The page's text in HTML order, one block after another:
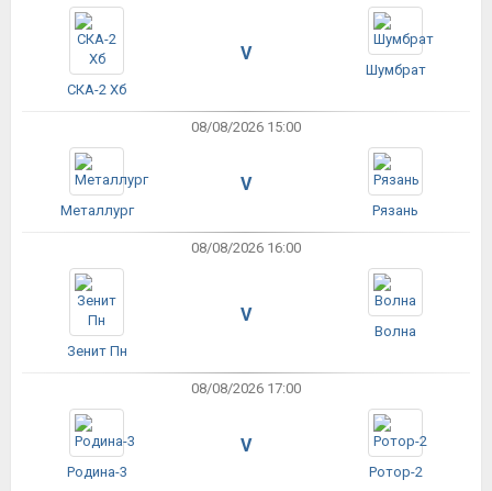
СКА-2 Хб
V
Шумбрат
08/08/2026 15:00
Металлург
V
Рязань
08/08/2026 16:00
Зенит Пн
V
Волна
08/08/2026 17:00
Родина-3
V
Ротор-2